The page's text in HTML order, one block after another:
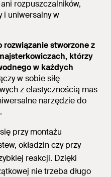
rozpuszczalników,
i uniwersalny w
stworzone z
, którzy
w każdych
w sobie siłę
z elastycznością mas
narzędzie do
przy montażu
okładzin czy przy
reakcji. Dzięki
nie trzeba długo